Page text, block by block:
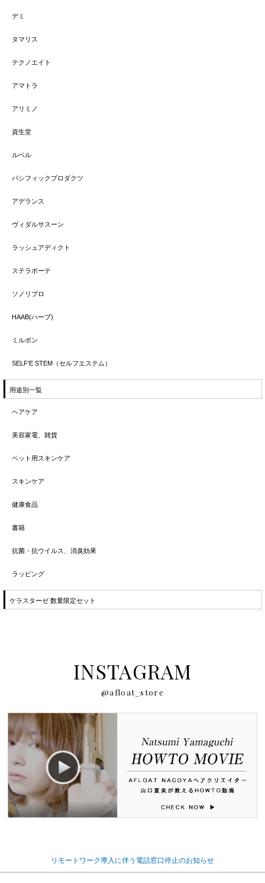
デミ
タマリス
テクノエイト
アマトラ
アリミノ
資生堂
ルベル
パシフィックプロダクツ
アデランス
ヴィダルサスーン
ラッシュアディクト
ステラボーテ
ソノリプロ
HAAB(ハーブ)
ミルボン
SELF'E STEM（セルフエステム）
用途別一覧
ヘアケア
美容家電、雑貨
ペット用スキンケア
スキンケア
健康食品
書籍
抗菌・抗ウイルス、消臭効果
ラッピング
ケラスターゼ 数量限定セット
INSTAGRAM
@afloat_store
リモートワーク導入に伴う電話窓口停止のお知らせ